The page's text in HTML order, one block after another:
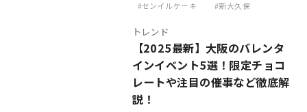
センイルケーキ
新大久保
トレンド
【2025最新】大阪のバレンタ
インイベント5選！限定チョコ
レートや注目の催事など徹底解
説！